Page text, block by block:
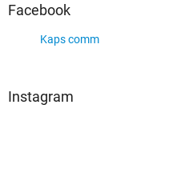
Facebook
Kaps comm
Instagram